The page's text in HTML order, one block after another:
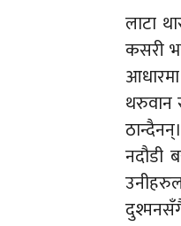
लाटा
कसरी
थरुवान
नदौडी